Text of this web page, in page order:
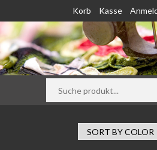
Korb Kasse